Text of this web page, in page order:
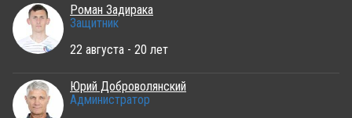
Роман Задирака
Защитник
22 августа - 20 лет
Юрий Доброволянский
Администратор